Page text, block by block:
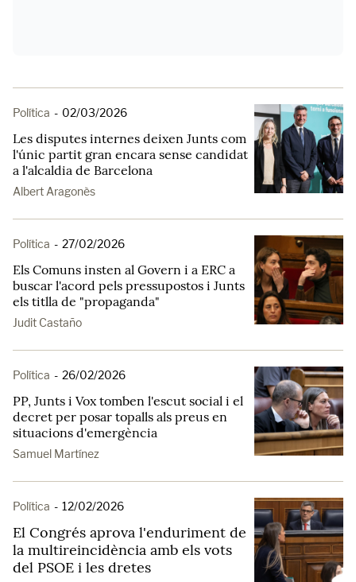
Política - 02/03/2026
Les disputes internes deixen Junts com
l'únic partit gran encara sense candidat
a l'alcaldia de Barcelona
Albert Aragonès
Política - 27/02/2026
Els Comuns insten al Govern i a ERC a
buscar l'acord pels pressupostos i Junts
els titlla de "propaganda"
Judit Castaño
Política - 26/02/2026
PP, Junts i Vox tomben l'escut social i el
decret per posar topalls als preus en
situacions d'emergència
Samuel Martínez
Política - 12/02/2026
El Congrés aprova l'enduriment de
la multireincidència amb els vots
del PSOE i les dretes